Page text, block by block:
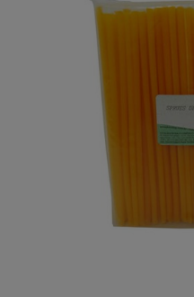
Dental
Cremer
Simples
Dental
Odontológico